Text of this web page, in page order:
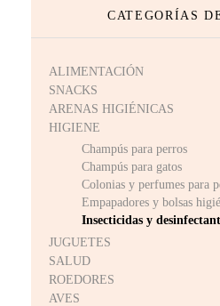
CATEGORÍAS
ALIMENTACIÓN
SNACKS
ARENAS HIGIÉNICAS
HIGIENE
Champús para perros
Champús para gatos
Colonias y perfumes para
Empapadores y bolsas
Insecticidas y
JUGUETES
SALUD
ROEDORES
AVES